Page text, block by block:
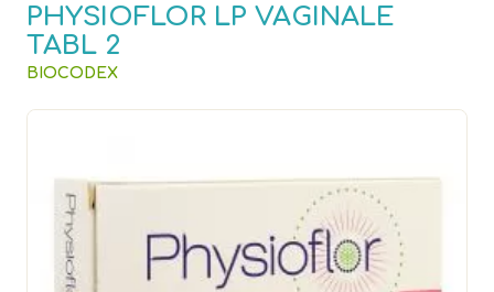
PHYSIOFLOR LP VAGINALE
TABL 2
BIOCODEX